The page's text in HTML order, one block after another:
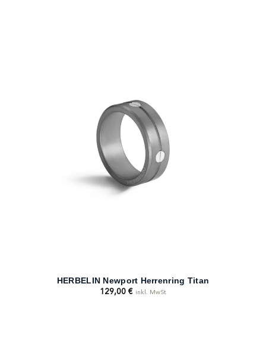
HERBELIN Newport Herrenring Titan
129,00 € inkl. MwSt